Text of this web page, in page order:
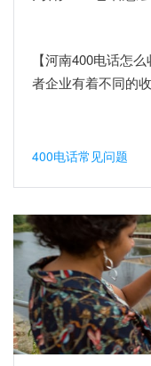
【河南400电话怎
者企业有着不同的
400电话常见问题